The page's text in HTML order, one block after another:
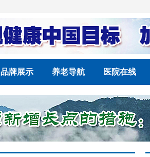
品牌展示 养老导航 医院在线